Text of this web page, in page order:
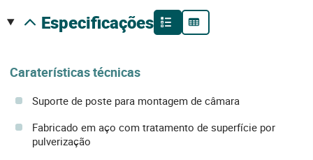
especificações
Caraterísticas técnicas
Suporte de poste para montagem de câmara
Fabricado em aço com tratamento de superfície por
pulverização